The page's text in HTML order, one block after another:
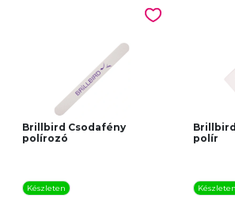
Brillbird Csodafény
polírozó
Készleten
polír
Készleten